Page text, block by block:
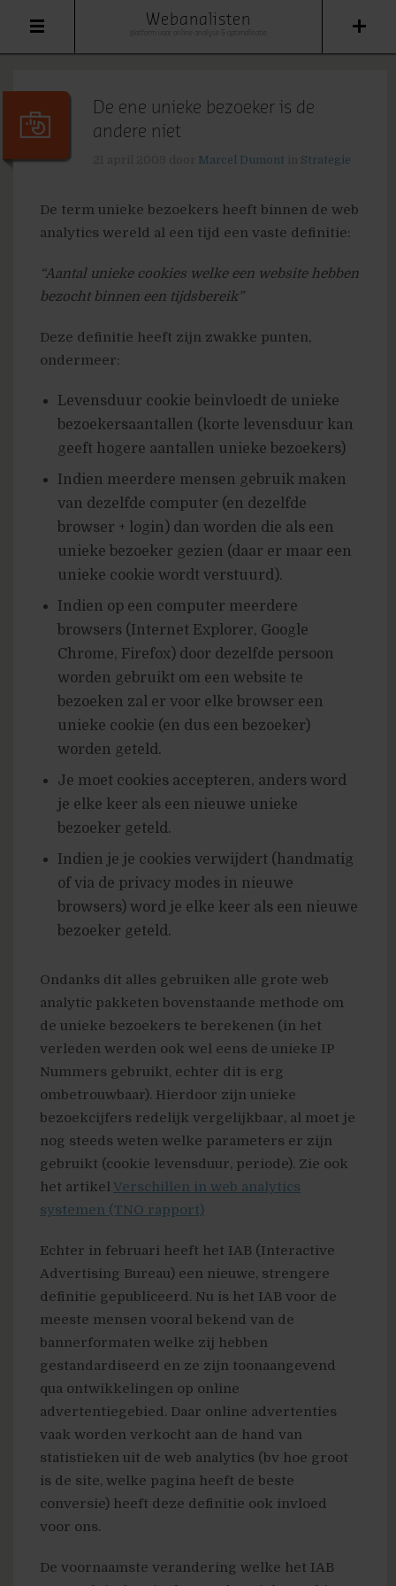
Webanalisten
De ene unieke bezoeker is de
andere niet
Marcel Dumont Strategie
De term unieke bezoekers heeft binnen de web
analytics wereld al een tijd een vaste definitie:
“Aantal unieke cookies welke een website hebben
bezocht binnen een tijdsbereik”
Deze definitie heeft zijn zwakke punten,
ondermeer:
Levensduur cookie beinvloedt de unieke
bezoekersaantallen (korte levensduur kan
geeft hogere aantallen unieke bezoekers)
Indien meerdere mensen gebruik maken
van dezelfde computer (en dezelfde
browser + login) dan worden die als een
unieke bezoeker gezien (daar er maar een
unieke cookie wordt verstuurd).
Indien op een computer meerdere
browsers (Internet Explorer, Google
Chrome, Firefox) door dezelfde persoon
worden gebruikt om een website te
bezoeken zal er voor elke browser een
unieke cookie (en dus een bezoeker)
worden geteld.
Je moet cookies accepteren, anders word
je elke keer als een nieuwe unieke
bezoeker geteld.
Indien je je cookies verwijdert (handmatig
of via de privacy modes in nieuwe
browsers) word je elke keer als een nieuwe
bezoeker geteld.
Ondanks dit alles gebruiken alle grote web
analytic pakketen bovenstaande methode om
de unieke bezoekers te berekenen (in het
verleden werden ook wel eens de unieke IP
Nummers gebruikt, echter dit is erg
ombetrouwbaar). Hierdoor zijn unieke
bezoekcijfers redelijk vergelijkbaar, al moet je
nog steeds weten welke parameters er zijn
gebruikt (cookie levensduur, periode). Zie ook
het artikel Verschillen in web analytics
systemen (TNO rapport)
Echter in februari heeft het IAB (Interactive
Advertising Bureau) een nieuwe, strengere
definitie gepubliceerd. Nu is het IAB voor de
meeste mensen vooral bekend van de
bannerformaten welke zij hebben
gestandardiseerd en ze zijn toonaangevend
qua ontwikkelingen op online
advertentiegebied. Daar online advertenties
vaak worden verkocht aan de hand van
statistieken uit de web analytics (bv hoe groot
is de site, welke pagina heeft de beste
conversie) heeft deze definitie ook invloed
voor ons.
De voornaamste verandering welke het IAB